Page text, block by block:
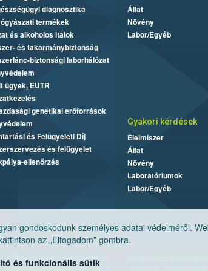
gondoskodunk személyes adatai védelméről.
az „Elfogadom” gombra.
és funkcionális sütik
diagnosztika
termékek
és alkoholos italok
és takarmánybiztonság
biztonsági laborhálózat
ügyek, EUTR
genetikai erőforrások
és Felügyeleti Díj
és felügyelet
ellenőrzés
Állat
Növény
Labor/Egyéb
Gyakori kérdések
Élelmiszer
Állat
Növény
Laboratóriumok
Labor/Egyéb
Élelmiszerlánc-biztonsági Hivatal